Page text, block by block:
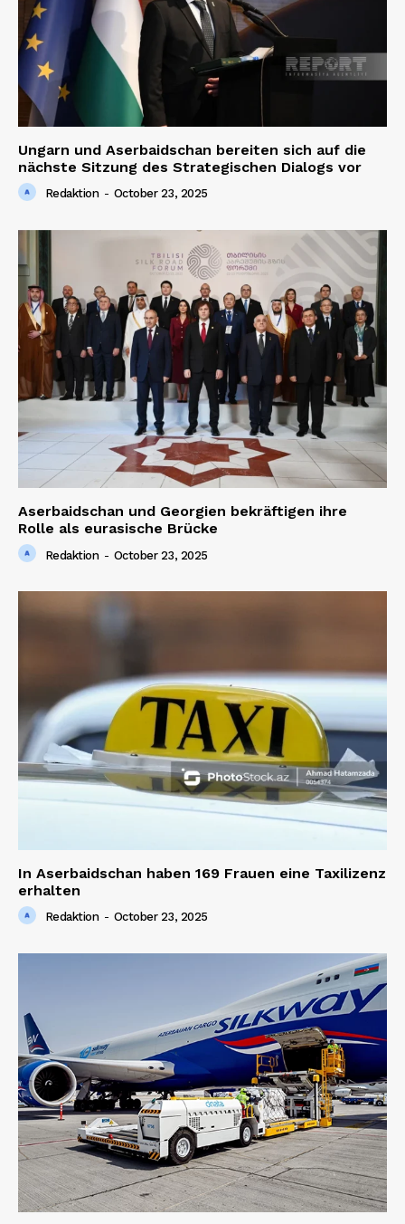
Ungarn und Aserbaidschan bereiten sich auf die
nächste Sitzung des Strategischen Dialogs vor
Redaktion - October 23, 2025
Aserbaidschan und Georgien bekräftigen ihre
Rolle als eurasische Brücke
Redaktion - October 23, 2025
In Aserbaidschan haben 169 Frauen eine Taxilizenz
erhalten
Redaktion - October 23, 2025